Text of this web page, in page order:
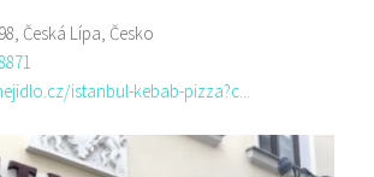
Česká Lípa, Česko
istanbul-kebab-pizza?c...